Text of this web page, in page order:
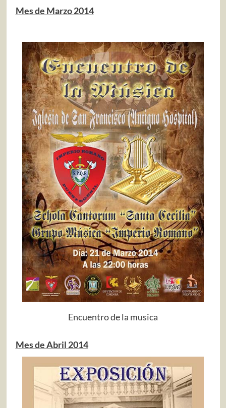
Mes de Marzo 2014
Encuentro de la musica
Mes de Abril 2014